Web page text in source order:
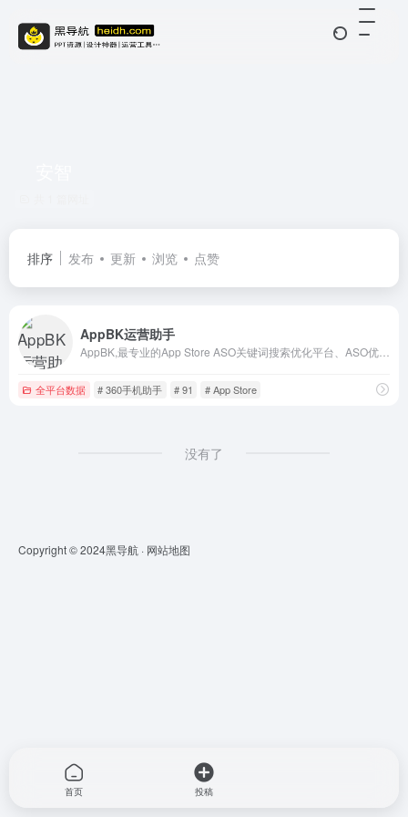
排序 发布 更新 浏览 点赞
AppBK运营助手
全平台数据 # 360手机助手 # 91 # App Store
没有了
Copyright © 2024黑导航 · 网站地图
首页 投稿